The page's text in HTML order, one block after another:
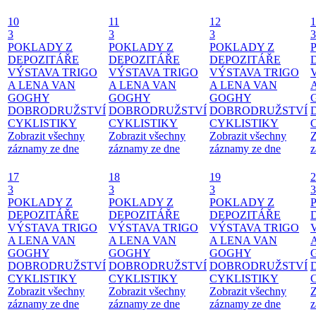
10
3
POKLADY Z
DEPOZITÁŘE
VÝSTAVA TRIGO
A LENA VAN
GOGHY
DOBRODRUŽSTVÍ
CYKLISTIKY
Zobrazit všechny
záznamy ze dne
11
3
POKLADY Z
DEPOZITÁŘE
VÝSTAVA TRIGO
A LENA VAN
GOGHY
DOBRODRUŽSTVÍ
CYKLISTIKY
Zobrazit všechny
záznamy ze dne
12
3
POKLADY Z
DEPOZITÁŘE
VÝSTAVA TRIGO
A LENA VAN
GOGHY
DOBRODRUŽSTVÍ
CYKLISTIKY
Zobrazit všechny
záznamy ze dne
3
17
3
POKLADY Z
DEPOZITÁŘE
VÝSTAVA TRIGO
A LENA VAN
GOGHY
DOBRODRUŽSTVÍ
CYKLISTIKY
Zobrazit všechny
záznamy ze dne
18
3
POKLADY Z
DEPOZITÁŘE
VÝSTAVA TRIGO
A LENA VAN
GOGHY
DOBRODRUŽSTVÍ
CYKLISTIKY
Zobrazit všechny
záznamy ze dne
19
3
POKLADY Z
DEPOZITÁŘE
VÝSTAVA TRIGO
A LENA VAN
GOGHY
DOBRODRUŽSTVÍ
CYKLISTIKY
Zobrazit všechny
záznamy ze dne
3